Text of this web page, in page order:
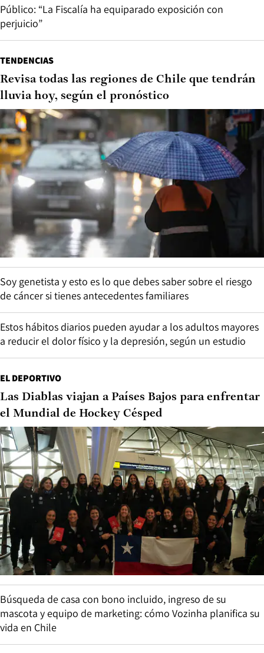
Público: “La Fiscalía ha equiparado exposición con
perjuicio”
TENDENCIAS
Revisa todas las regiones de Chile que tendrán
lluvia hoy, según el pronóstico
Soy genetista y esto es lo que debes saber sobre el riesgo
de cáncer si tienes antecedentes familiares
Estos hábitos diarios pueden ayudar a los adultos mayores
a reducir el dolor físico y la depresión, según un estudio
EL DEPORTIVO
Las Diablas viajan a Países Bajos para enfrentar
el Mundial de Hockey Césped
Búsqueda de casa con bono incluido, ingreso de su
mascota y equipo de marketing: cómo Vozinha planifica su
vida en Chile